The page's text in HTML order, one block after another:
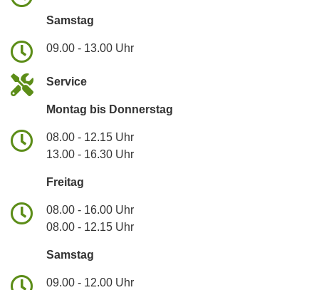
Samstag
09.00 - 13.00 Uhr
Service
Montag bis Donnerstag
08.00 - 12.15 Uhr
13.00 - 16.30 Uhr
Freitag
08.00 - 16.00 Uhr
08.00 - 12.15 Uhr
Samstag
09.00 - 12.00 Uhr